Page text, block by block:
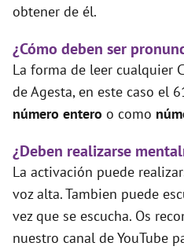
obtener de él.
¿Cómo deben ser
La forma de leer cualquier
de Agesta, en este caso el
número entero o como
¿Deben realizarse
La activación puede
voz alta. Tambien puede
vez que se escucha. Os
nuestro canal de YouTube